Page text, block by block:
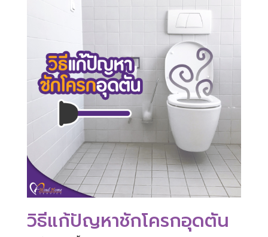
วิธีแก้ปัญหาชักโครกอุดตัน